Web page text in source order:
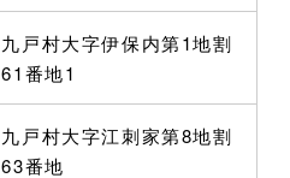
九戸村大字伊保内第1地割
61番地1
九戸村大字江刺家第8地割
63番地